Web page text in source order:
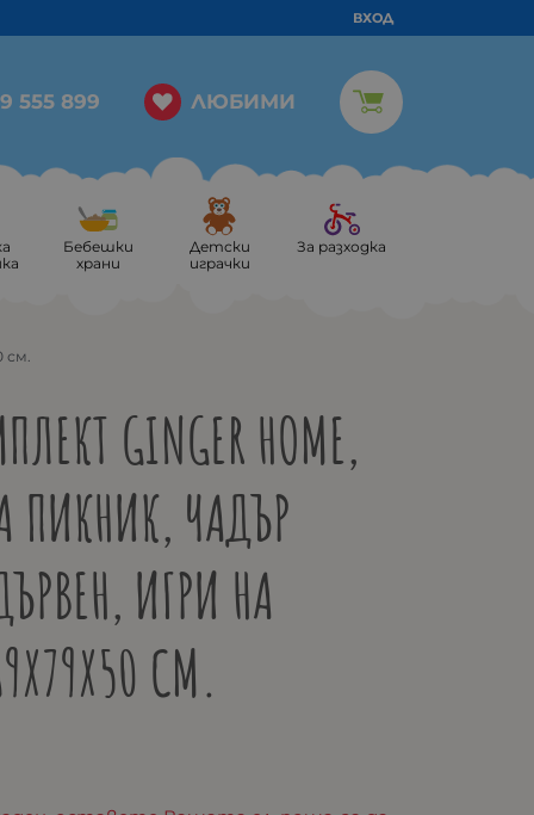
ВХОД
555 899 ЛЮБИМИ
Бебешки
храни
Детски
играчки
За разходка
см.
GINGER HOME,
ПИКНИК, ЧАДЪР
ИГРИ НА
СМ.